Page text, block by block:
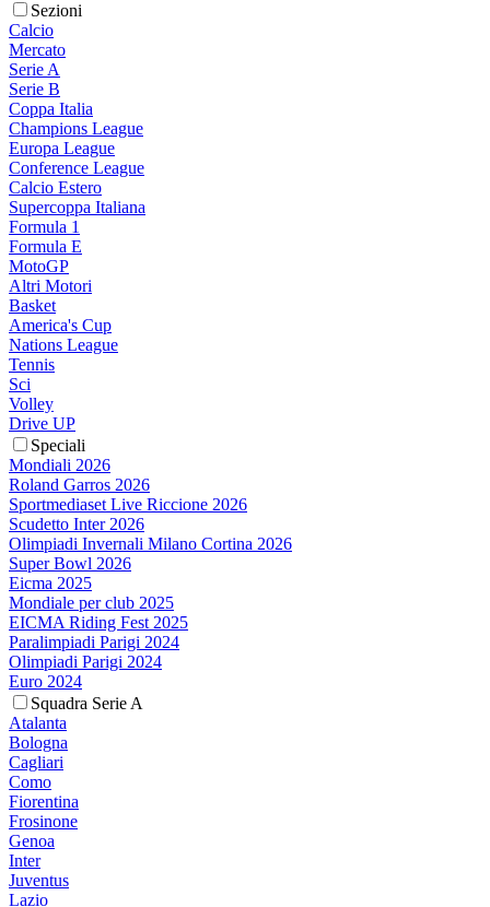
Sezioni
Calcio
Mercato
Serie A
Serie B
Coppa Italia
Champions League
Europa League
Conference League
Calcio Estero
Supercoppa Italiana
Formula 1
Formula E
MotoGP
Altri Motori
Basket
America's Cup
Nations League
Tennis
Sci
Volley
Drive UP
Speciali
Mondiali 2026
Roland Garros 2026
Sportmediaset Live Riccione 2026
Scudetto Inter 2026
Olimpiadi Invernali Milano Cortina 2026
Super Bowl 2026
Eicma 2025
Mondiale per club 2025
EICMA Riding Fest 2025
Paralimpiadi Parigi 2024
Olimpiadi Parigi 2024
Euro 2024
Squadra Serie A
Atalanta
Bologna
Cagliari
Como
Fiorentina
Frosinone
Genoa
Inter
Juventus
Lazio